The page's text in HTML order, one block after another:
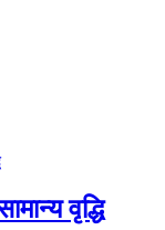
वृद्धि